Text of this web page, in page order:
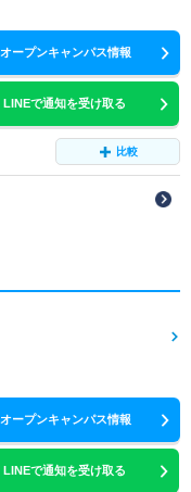
オープンキャンパス情報
LINEで通知を受け取る
比較
オープンキャンパス情報
LINEで通知を受け取る